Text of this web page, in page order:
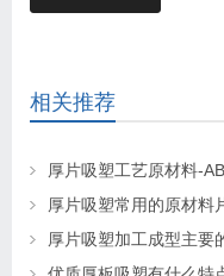
相关推荐
厚片吸塑工艺原材料-
厚片吸塑常用的原材料
厚片吸塑加工成型主要